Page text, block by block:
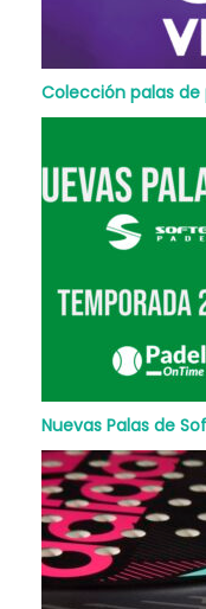
Colección palas de
Nuevas Palas de